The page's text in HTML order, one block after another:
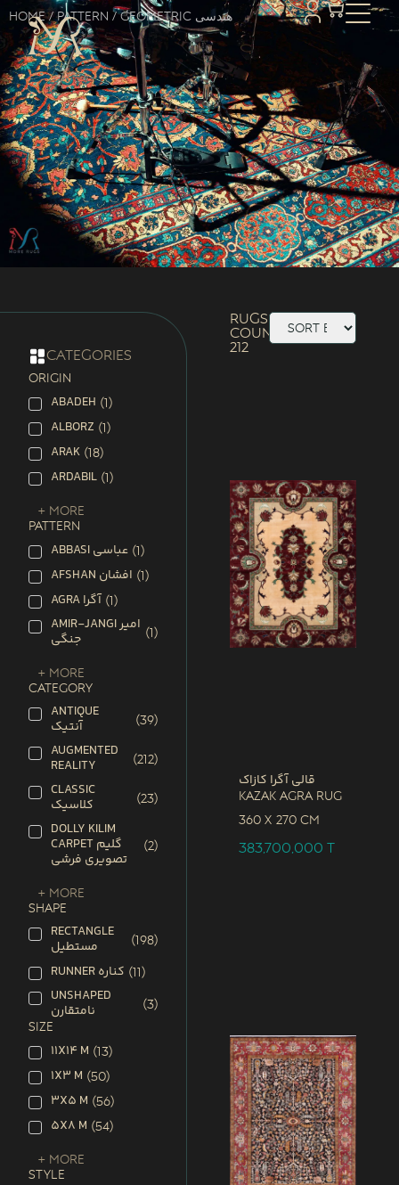
Home / Pattern / Geometric هندسی
categories
ORIGIN
ABADEH (1)
ALBORZ (1)
ARAK (18)
ARDABIL (1)
+ More
PATTERN
ABBASI عباسی (1)
AFSHAN افشان (1)
AGRA آگرا (1)
AMIR-JANGI امیر
جنگی (1)
+ More
CATEGORY
ANTIQUE
آنتیک (39)
AUGMENTED
REALITY (212)
CLASSIC
کلاسیک (23)
DOLLY KILIM
CARPET گلیم
تصویری فرشی
(2)
+ More
SHAPE
RECTANGLE
مستطیل (198)
RUNNER کناره (11)
UNSHAPED
نامتقارن (3)
SIZE
11X14 M (13)
1X3 M (50)
3X5 M (56)
5X8 M (54)
+ More
STYLE
Rugs
Count:
212
قالی آگرا کازاک
Kazak Agra Rug
360 x 270 CM
383,700,000T